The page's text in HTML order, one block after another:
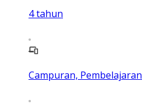
4tahun
Campuran,